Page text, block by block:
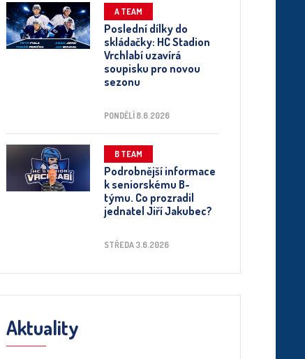
A TEAM
Poslední dílky do
skládačky: HC Stadion
Vrchlabí uzavírá
soupisku pro novou
sezonu
PONDĚLÍ 8.6.2026
B TEAM
Podrobnější informace
k seniorskému B-
týmu. Co prozradil
jednatel Jiří Jakubec?
STŘEDA 3.6.2026
Aktuality